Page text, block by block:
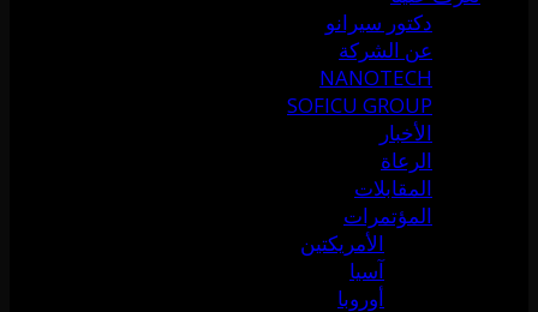
دكتور سيرانو
عن الشركة
NANOTECH
SOFICU GROUP
الأخبار
الرعاة
المقابلات
المؤتمرات
الأمريكتين
آسيا
أوروبا